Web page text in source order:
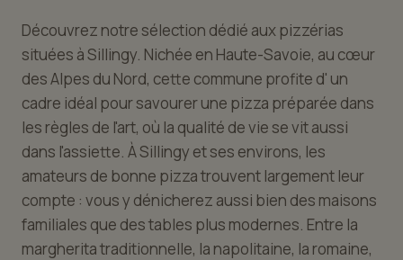
Découvrez notre sélection dédié aux pizzérias
situées à Sillingy. Nichée en Haute-Savoie, au cœur
des Alpes du Nord, cette commune profite d' un
cadre idéal pour savourer une pizza préparée dans
les règles de l'art, où la qualité de vie se vit aussi
dans l'assiette. À Sillingy et ses environs, les
amateurs de bonne pizza trouvent largement leur
compte : vous y dénicherez aussi bien des maisons
familiales que des tables plus modernes. Entre la
margherita traditionnelle, la napolitaine, la romaine,